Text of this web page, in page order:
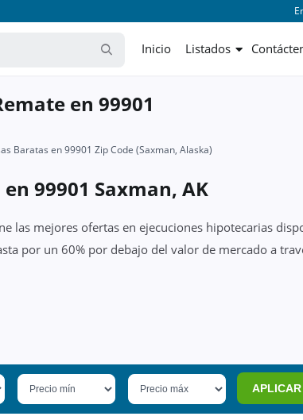
Inicio Listados
en 99901
Baratas en 99901 Zip Code (Saxman, Alaska)
99901 Saxman, AK
las mejores ofertas en ejecuciones hipotecarias
por un 60% por debajo del valor de mercado a
APLICAR